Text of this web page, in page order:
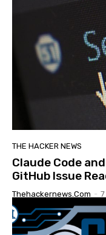
THE HACKER NEWS
Claude Code
GitHub Issue
Thehackernews.com -